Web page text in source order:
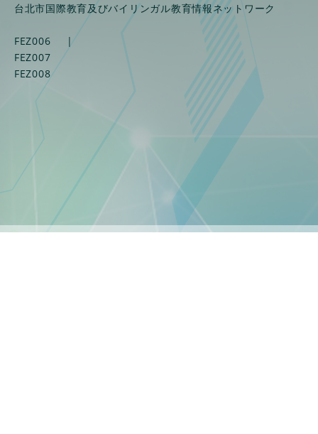
台北市国際教育及びバイリンガル教育情報ネットワーク
FEZ006
|
FEZ007
FEZ008